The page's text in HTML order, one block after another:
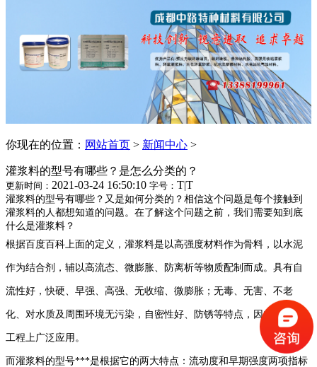
你现在的位置： 网站首页 > 新闻中心 >
灌浆料的型号有哪些？是怎么分类的？
更新时间： 2021-03-24 16:50:10 字号： T|T
灌浆料的型号有哪些？又是如何分类的？相信这个问题是每个接触到
灌浆料的人都想知道的问题。在了解这个问题之前，我们需要知到底
什么是灌浆料？
根据百度百科上面的定义，灌浆料是以高强度材料作为骨料，以水泥
作为结合剂，辅以高流态、微膨胀、防离析等物质配制而成。具有自
流性好，快硬、早强、高强、无收缩、微膨胀；无毒、无害、不老
化、对水质及周围环境无污染，自密性好、防锈等特点，因此在各种
工程上广泛应用。
而灌浆料的型号***是根据它的两大特点：流动度和早期强度两项指标